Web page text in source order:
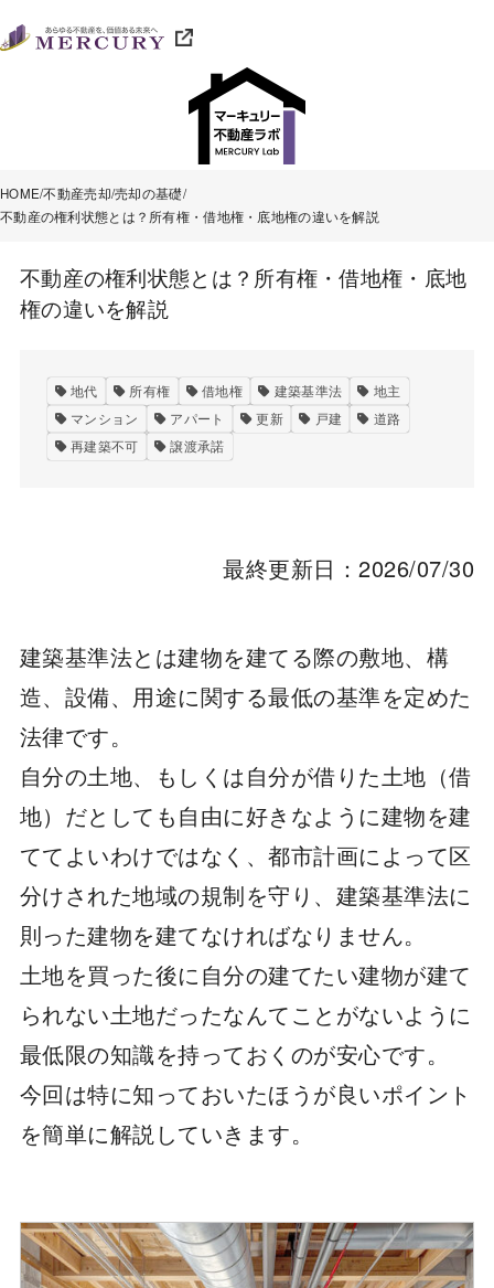
HOME 不動産売却 売却の基礎
不動産の権利状態とは？所有権・借地権・底地権の違いを解説
不動産の権利状態とは？所有権・借地権・底地
権の違いを解説
地代 所有権 借地権 建築基準法
地主
マンション
アパート 更新 戸建
道路
再建築不可
譲渡承諾
最終更新日：2026/07/30
建築基準法とは建物を建てる際の敷地、構
造、設備、用途に関する最低の基準を定めた
法律です。
自分の土地、もしくは自分が借りた土地（借
地）だとしても自由に好きなように建物を建
ててよいわけではなく、都市計画によって区
分けされた地域の規制を守り、建築基準法に
則った建物を建てなければなりません。
土地を買った後に自分の建てたい建物が建て
られない土地だったなんてことがないように
最低限の知識を持っておくのが安心です。
今回は特に知っておいたほうが良いポイント
を簡単に解説していきます。